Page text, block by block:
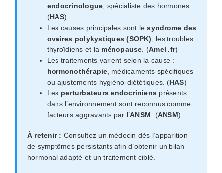
endocrinologue , spécialiste des hormones.
(HAS)
Les causes principales sont lesyndrome des
ovaires polykystiques (SOPK)
, les troubles
thyroïdiens et la ménopause . (Ameli.fr)
Les traitements varient selon la cause :
hormonothérapie , médicaments spécifiques
ou ajustements hygiéno-diététiques. (HAS)
Les perturbateurs endocriniens présents
dans l’environnement sont reconnus comme
facteurs aggravants par l’ANSM . (ANSM)
À retenir : Consultez un médecin dès l’apparition
de symptômes persistants afin d’obtenir un bilan
hormonal adapté et un traitement ciblé.